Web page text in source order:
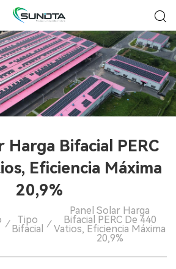
Harga Bifacial PERC
Eficiencia Máxima
20,9%
/ Tipo
Bifacial /
Panel Solar Harga
Bifacial PERC De 440
Vatios, Eficiencia Máxima
20,9%